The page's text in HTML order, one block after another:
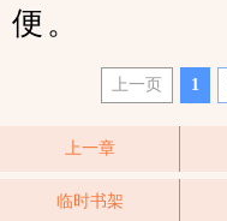
便。
上一页 1
上一章
临时书架